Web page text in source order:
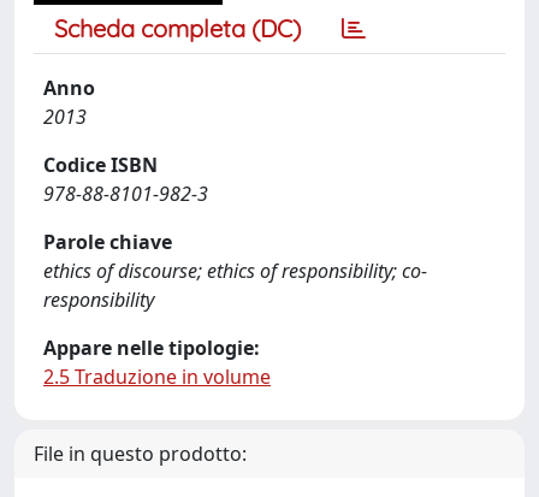
Scheda completa (DC)
Anno
2013
Codice ISBN
978-88-8101-982-3
Parole chiave
ethics of discourse; ethics of responsibility; co-
responsibility
Appare nelle tipologie:
2.5 Traduzione in volume
File in questo prodotto: